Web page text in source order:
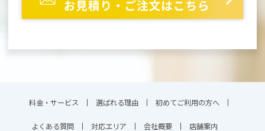
料金・サービス 選ばれる理由 初めてご利用の方へ
よくある質問 対応エリア 会社概要 店舗案内